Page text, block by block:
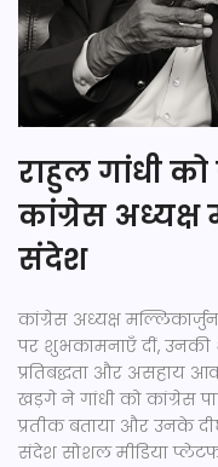
राहुल गांधी
कांग्रेस
संदेश
कांग्रेस अध्यक्ष
पर शुभकामनाएँ दीं, उनकी
प्रतिबद्धता और असहाय
खड़गे ने गांधी को कांग्रेस
प्रतीक बताया और उनके
संदेश सोशल मीडिया